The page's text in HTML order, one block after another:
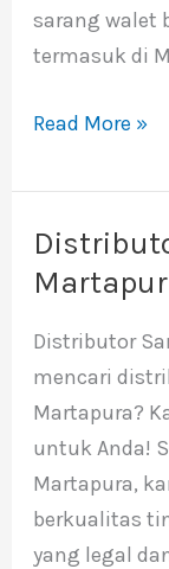
sarang walet
termasuk di
Read More »
Distributor
mencari
Martapura?
untuk Anda!
Martapura,
berkualitas
yang legal
Distributor
Sarang
di
Martapura